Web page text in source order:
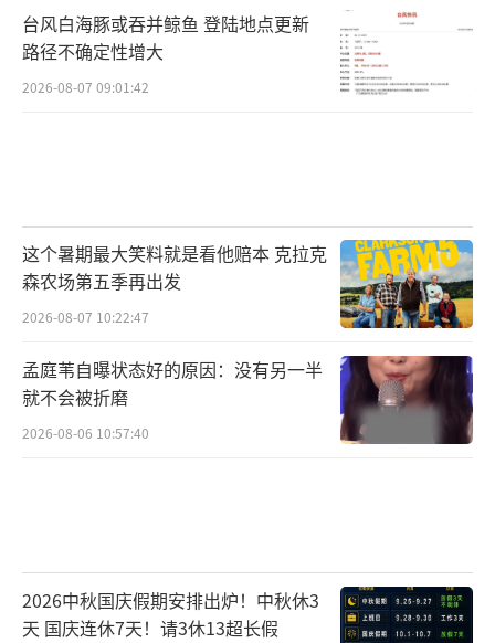
粮，希望通过此番捐赠呼吁社会大众关爱流浪
动物，用领养代替购买。此次特别捐赠仪式满
含对宠物的关怀与爱，让人倍感温暖。
媒(深圳)有限公司、文投控股股份有限公司出
品, 乐创影业(天津)有限公司、北京一芯一艺文
化科技有限公司联合出品, 融赞影视(厦门)有限
公司、乐创影业(天津)有限公司发行。影片将于
8月22日七夕全国上映,期待与观众一同开启治
愈温暖的欢乐养宠故事！
（责任编辑：郭一楠 CK001）
台风白海豚或吞并鲸鱼 登陆地点更新
路径不确定性增大
2026-08-07 09:01:42
这个暑期最大笑料就是看他赔本 克拉克
森农场第五季再出发
2026-08-07 10:22:47
孟庭苇自曝状态好的原因：没有另一半
就不会被折磨
2026-08-06 10:57:40
2026中秋国庆假期安排出炉！中秋休3
天 国庆连休7天！请3休13超长假